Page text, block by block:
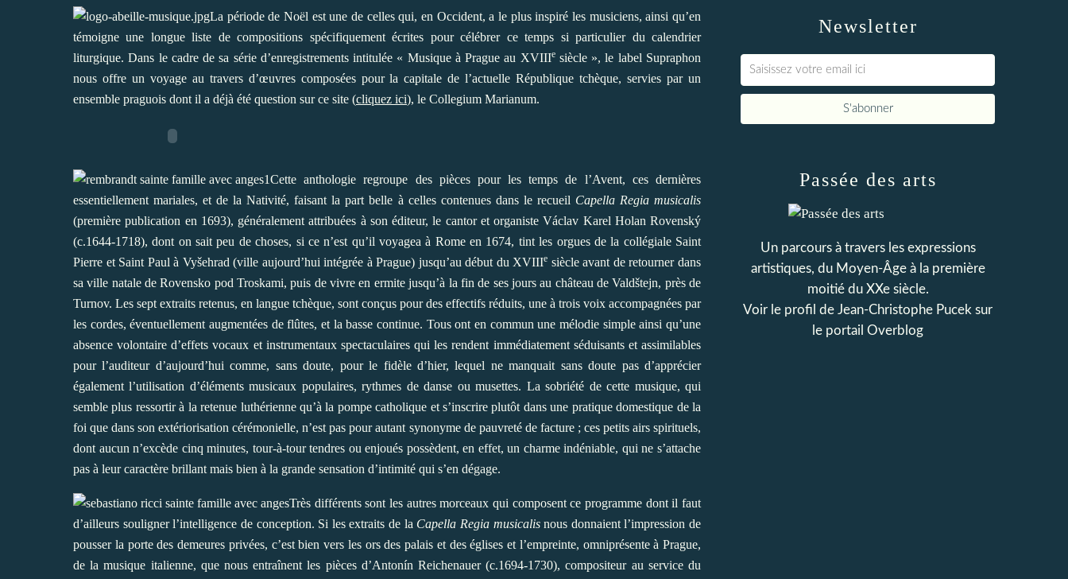
La période de Noël est une de celles qui, en Occident, a le plus inspiré les musiciens, ainsi qu’en
témoigne une longue liste de compositions spécifiquement écrites pour célébrer ce temps si particulier du calendrier
liturgique. Dans le cadre de sa série d’enregistrements intitulée « Musique à Prague au XVIIIesiècle », le label Supraphon
nous offre un voyage au travers d’œuvres composées pour la capitale de l’actuelle République tchèque, servies par un
ensemble praguois dont il a déjà été question sur ce site (cliquez ici), le Collegium Marianum.
Cette anthologie regroupe des pièces pour les temps de l’Avent, ces dernières
essentiellement mariales, et de la Nativité, faisant la part belle à celles contenues dans le recueil Capella Regia musicalis
(première publication en 1693), généralement attribuées à son éditeur, le cantor et organiste Václav Karel Holan Rovenský
(c.1644-1718), dont on sait peu de choses, si ce n’est qu’il voyagea à Rome en 1674, tint les orgues de la collégiale Saint
Pierre et Saint Paul à Vyšehrad (ville aujourd’hui intégrée à Prague) jusqu’au début du XVIIIe siècle avant de retourner dans
sa ville natale de Rovensko pod Troskami, puis de vivre en ermite jusqu’à la fin de ses jours au château de Valdštejn, près de
Turnov. Les sept extraits retenus, en langue tchèque, sont conçus pour des effectifs réduits, une à trois voix accompagnées par
les cordes, éventuellement augmentées de flûtes, et la basse continue. Tous ont en commun une mélodie simple ainsi qu’une
absence volontaire d’effets vocaux et instrumentaux spectaculaires qui les rendent immédiatement séduisants et assimilables
pour l’auditeur d’aujourd’hui comme, sans doute, pour le fidèle d’hier, lequel ne manquait sans doute pas d’apprécier
également l’utilisation d’éléments musicaux populaires, rythmes de danse ou musettes. La sobriété de cette musique, qui
semble plus ressortir à la retenue luthérienne qu’à la pompe catholique et s’inscrire plutôt dans une pratique domestique de la
foi que dans son extériorisation cérémonielle, n’est pas pour autant synonyme de pauvreté de facture ; ces petits airs spirituels,
dont aucun n’excède cinq minutes, tour-à-tour tendres ou enjoués possèdent, en effet, un charme indéniable, qui ne s’attache
pas à leur caractère brillant mais bien à la grande sensation d’intimité qui s’en dégage.
Très différents sont les autres morceaux qui composent ce programme dont il faut
d’ailleurs souligner l’intelligence de conception. Si les extraits de la Capella Regia musicalisnous donnaient l’impression de
pousser la porte des demeures privées, c’est bien vers les ors des palais et des églises et l’empreinte, omniprésente à Prague,
de la musique italienne, que nous entraînent les pièces d’Antonín Reichenauer (c.1694-1730), compositeur au service du
Newsletter
Passée des arts
Un parcours à travers les expressions
artistiques, du Moyen-Âge à la première
moitié du XXe siècle.
Voir le profil de Jean-Christophe Pucek sur
le portail Overblog